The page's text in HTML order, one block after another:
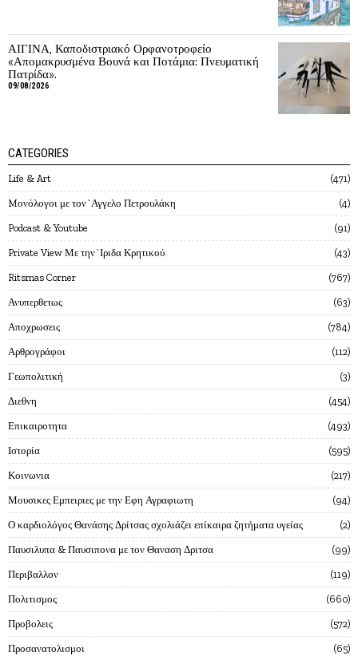
ΑΙΓΙΝΑ, Καποδιστριακό Ορφανοτροφείο
«Απομακρυσμένα Βουνά και Ποτάμια: Πνευματική
Πατρίδα».
09/08/2026
CATEGORIES
Life & Art 471
Mονόλογοι με τον`Αγγελο Πετρουλάκη 4
Podcast & Youtube 91
Private View Με την`Ιριδα Κρητικού 43
Ritsmas Corner 767
Ανυπερθετως 63
Αποχρωσεις 784
Αρθρογράφοι 112
Γεωπολιτική 3
Διεθνη 454
Επικαιροτητα 493
Ιστορία 595
Κοινωνια 217
Μουσικες Εμπειριες με την Εφη Αγραφιωτη 94
Ο καρδιολόγος Θανάσης Δρίτσας σχολιάζει επίκαιρα ζητήματα υγείας 2
Παυσιλυπα & Παυσιπονα με τον Θαναση Δριτσα 99
Περιβαλλον 119
Πολιτισμος 660
Προβολεις 572
Προσανατολισμοι 65